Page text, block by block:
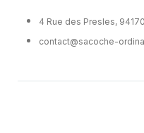
4 Rue des Presles,
contact@sacoche-